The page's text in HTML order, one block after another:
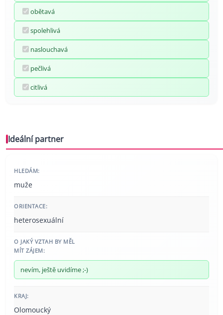
obětavá
spolehlivá
naslouchavá
pečlivá
citlivá
Ideální partner
HLEDÁM:
muže
ORIENTACE:
heterosexuální
O JAKÝ VZTAH BY MĚL
MÍT ZÁJEM:
nevím, ještě uvidíme ;-)
KRAJ:
Olomoucký